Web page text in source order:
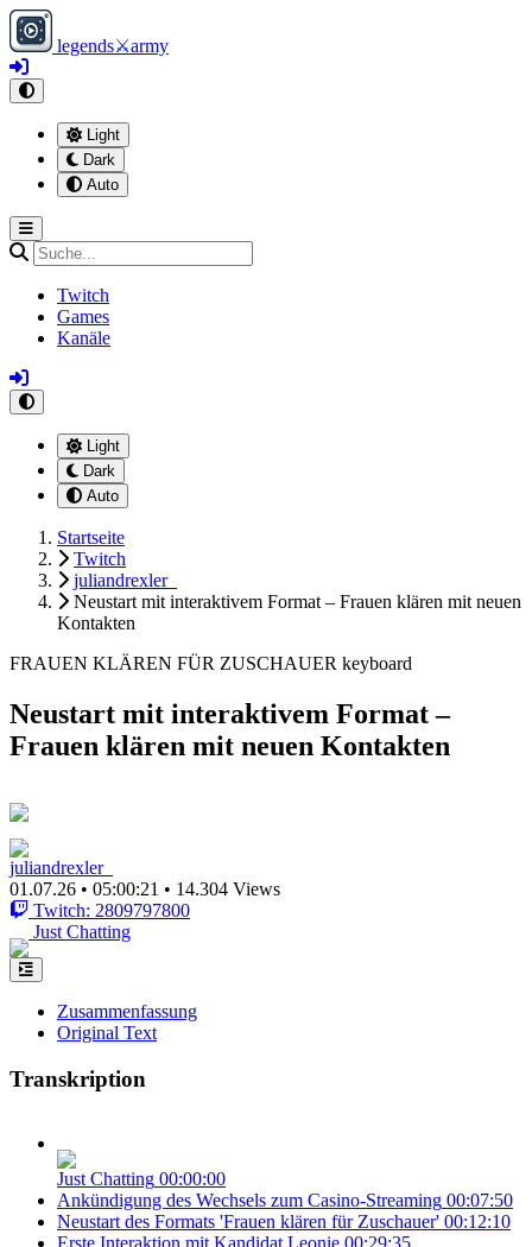
legends⚔army
Light
Dark
Auto
Twitch
Games
Kanäle
Light
Dark
Auto
Startseite
Twitch
juliandrexler_
Neustart mit interaktivem Format – Frauen klären mit neuen
Kontakten
FRAUEN KLÄREN FÜR ZUSCHAUER keyboard
Neustart mit interaktivem Format –
Frauen klären mit neuen Kontakten
juliandrexler_
01.07.26 • 05:00:21 • 14.304 Views
Twitch: 2809797800
Just Chatting
Zusammenfassung
Original Text
Transkription
Just Chatting 00:00:00
Ankündigung des Wechsels zum Casino-Streaming 00:07:50
Neustart des Formats 'Frauen klären für Zuschauer' 00:12:10